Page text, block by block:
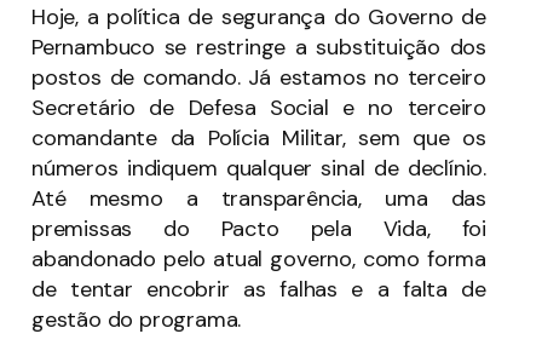
Hoje, a política de segurança do Governo de
Pernambuco se restringe a substituição dos
postos de comando. Já estamos no terceiro
Secretário de Defesa Social e no terceiro
comandante da Polícia Militar, sem que os
números indiquem qualquer sinal de declínio.
Até mesmo a transparência, uma das
premissas do Pacto pela Vida, foi
abandonado pelo atual governo, como forma
de tentar encobrir as falhas e a falta de
gestão do programa.